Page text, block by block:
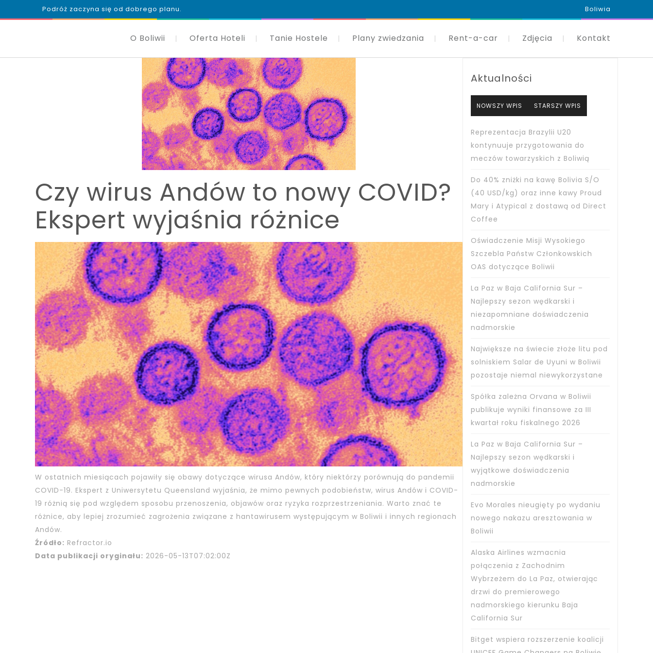
Podróż zaczyna się od dobrego planu. Boliwia
O Boliwii Oferta Hoteli Tanie Hostele Plany zwiedzania Rent-a-car Zdjęcia Kontakt
Czy wirus Andów to nowy COVID?
Ekspert wyjaśnia różnice
W ostatnich miesiącach pojawiły się obawy dotyczące wirusa Andów, który niektórzy porównują do pandemii
COVID-19. Ekspert z Uniwersytetu Queensland wyjaśnia, że mimo pewnych podobieństw, wirus Andów i COVID-
19 różnią się pod względem sposobu przenoszenia, objawów oraz ryzyka rozprzestrzeniania. Warto znać te
różnice, aby lepiej zrozumieć zagrożenia związane z hantawirusem występującym w Boliwii i innych regionach
Andów.
Źródło: Refractor.io
Data publikacji oryginału: 2026-05-13T07:02:00Z
Aktualności
NOWSZY WPIS STARSZY WPIS
Reprezentacja Brazylii U20
kontynuuje przygotowania do
meczów towarzyskich z Boliwią
Do 40% zniżki na kawę Bolivia S/O
(40 USD/kg) oraz inne kawy Proud
Mary i Atypical z dostawą od Direct
Coffee
Oświadczenie Misji Wysokiego
Szczebla Państw Członkowskich
OAS dotyczące Boliwii
La Paz w Baja California Sur –
Najlepszy sezon wędkarski i
niezapomniane doświadczenia
nadmorskie
Największe na świecie złoże litu pod
solniskiem Salar de Uyuni w Boliwii
pozostaje niemal niewykorzystane
Spółka zależna Orvana w Boliwii
publikuje wyniki finansowe za III
kwartał roku fiskalnego 2026
La Paz w Baja California Sur –
Najlepszy sezon wędkarski i
wyjątkowe doświadczenia
nadmorskie
Evo Morales nieugięty po wydaniu
nowego nakazu aresztowania w
Boliwii
Alaska Airlines wzmacnia
połączenia z Zachodnim
Wybrzeżem do La Paz, otwierając
drzwi do premierowego
nadmorskiego kierunku Baja
California Sur
Bitget wspiera rozszerzenie koalicji